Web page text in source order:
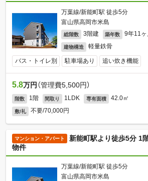
万葉線/新能町駅 徒歩5分
富山県高岡市米島
総階数 3階建 築年数 9年11ヶ
建物構造 軽量鉄骨
バス・トイレ別 駐車場あり 追い炊き機能
5.8万円 （管理費5,500円）
階数 1階 間取り 1LDK 専有面積 42.0㎡
敷/礼 不要/70,000円
マンション・アパート
新能町駅より徒歩5分 1
物件
万葉線/新能町駅 徒歩5分
富山県高岡市米島